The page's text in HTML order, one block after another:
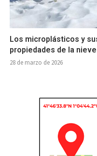
Los microplásticos y
propiedades de la nieve
28 de marzo de 2026